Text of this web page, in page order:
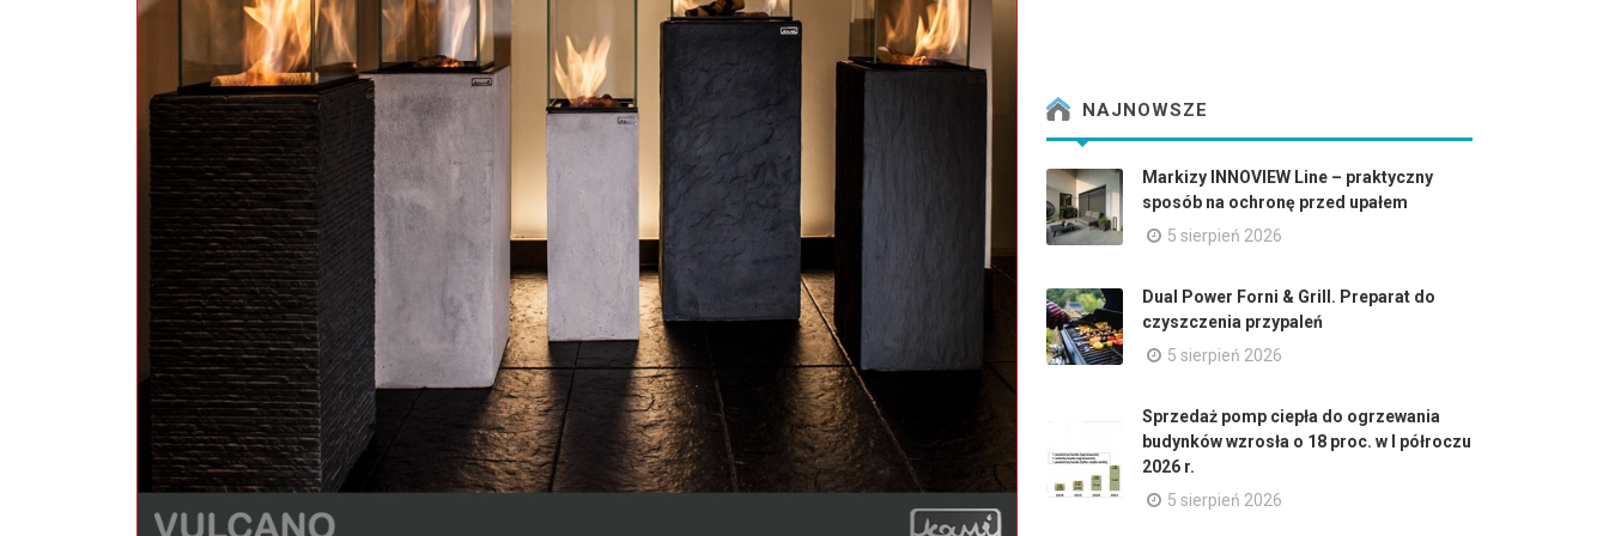
NAJNOWSZE
Markizy INNOVIEW Line – praktyczny
sposób na ochronę przed upałem
5 sierpień 2026
Dual Power Forni & Grill. Preparat do
czyszczenia przypaleń
5 sierpień 2026
Sprzedaż pomp ciepła do ogrzewania
budynków wzrosła o 18 proc. w I półroczu
2026 r.
5 sierpień 2026